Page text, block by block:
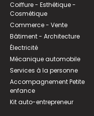
Coiffure - Esthétique -
Cosmétique
Commerce - Vente
Bâtiment - Architecture
Électricité
Mécanique automobile
Services à la personne
Accompagnement Petite
enfance
Kit auto-entrepreneur